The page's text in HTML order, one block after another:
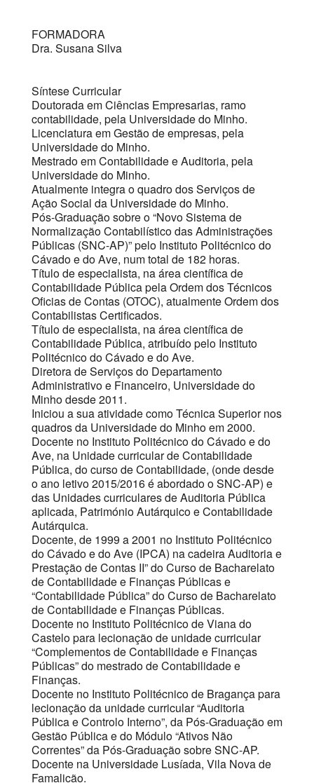
FORMADORA
Dra. Susana Silva
Síntese Curricular
Doutorada em Ciências Empresarias, ramo
contabilidade, pela Universidade do Minho.
Licenciatura em Gestão de empresas, pela
Universidade do Minho.
Mestrado em Contabilidade e Auditoria, pela
Universidade do Minho.
Atualmente integra o quadro dos Serviços de
Ação Social da Universidade do Minho.
Pós-Graduação sobre o “Novo Sistema de
Normalização Contabilístico das Administrações
Públicas (SNC-AP)” pelo Instituto Politécnico do
Cávado e do Ave, num total de 182 horas.
Título de especialista, na área científica de
Contabilidade Pública pela Ordem dos Técnicos
Oficias de Contas (OTOC), atualmente Ordem dos
Contabilistas Certificados.
Título de especialista, na área científica de
Contabilidade Pública, atribuído pelo Instituto
Politécnico do Cávado e do Ave.
Diretora de Serviços do Departamento
Administrativo e Financeiro, Universidade do
Minho desde 2011.
Iniciou a sua atividade como Técnica Superior nos
quadros da Universidade do Minho em 2000.
Docente no Instituto Politécnico do Cávado e do
Ave, na Unidade curricular de Contabilidade
Pública, do curso de Contabilidade, (onde desde
o ano letivo 2015/2016 é abordado o SNC-AP) e
das Unidades curriculares de Auditoria Pública
aplicada, Património Autárquico e Contabilidade
Autárquica.
Docente, de 1999 a 2001 no Instituto Politécnico
do Cávado e do Ave (IPCA) na cadeira Auditoria e
Prestação de Contas II” do Curso de Bacharelato
de Contabilidade e Finanças Públicas e
“Contabilidade Pública” do Curso de Bacharelato
de Contabilidade e Finanças Públicas.
Docente no Instituto Politécnico de Viana do
Castelo para lecionação de unidade curricular
“Complementos de Contabilidade e Finanças
Públicas” do mestrado de Contabilidade e
Finanças.
Docente no Instituto Politécnico de Bragança para
lecionação da unidade curricular “Auditoria
Pública e Controlo Interno”, da Pós-Graduação em
Gestão Pública e do Módulo “Ativos Não
Correntes” da Pós-Graduação sobre SNC-AP.
Docente na Universidade Lusíada, Vila Nova de
Famalicão.